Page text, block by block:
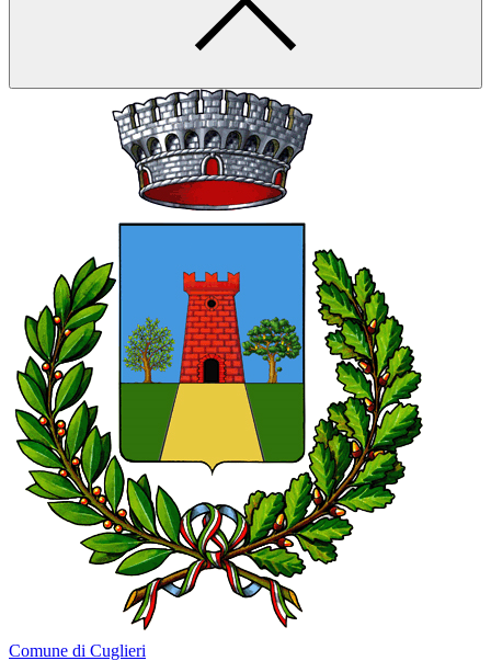
Comune di Cuglieri